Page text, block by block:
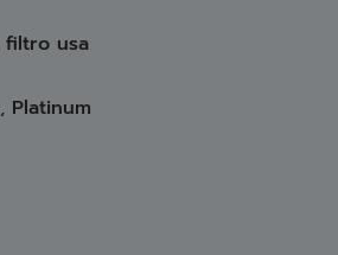
filtro usa
, Platinum